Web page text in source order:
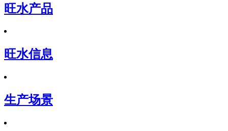
旺水产品
旺水信息
生产场景